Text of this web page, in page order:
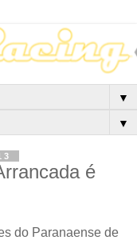
▼
▼
é
do Paranaense de